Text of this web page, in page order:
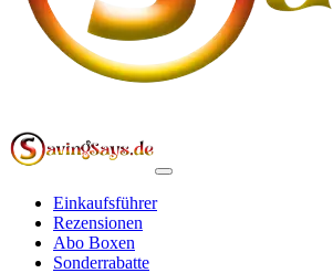
Einkaufsführer
Rezensionen
Abo Boxen
Sonderrabatte